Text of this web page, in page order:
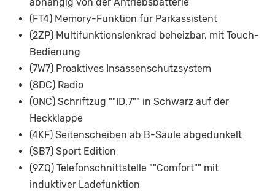
(FT4) Memory-Funktion für Parkassistent
(2ZP) Multifunktionslenkrad beheizbar, mit Touch-
Bedienung
(7W7) Proaktives Insassenschutzsystem
(8DC) Radio
(0NC) Schriftzug ""ID.7"" in Schwarz auf der
Heckklappe
(4KF) Seitenscheiben ab B-Säule abgedunkelt
(SB7) Sport Edition
(9ZQ) Telefonschnittstelle ""Comfort"" mit
induktiver Ladefunktion